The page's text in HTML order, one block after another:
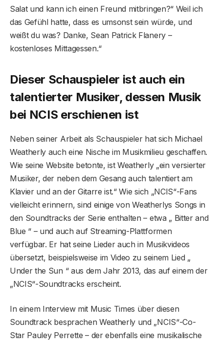
Salat und kann ich einen Freund mitbringen?“ Weil ich
das Gefühl hatte, dass es umsonst sein würde, und
weißt du was? Danke, Sean Patrick Flanery –
kostenloses Mittagessen.“
Dieser Schauspieler ist auch ein
talentierter Musiker, dessen Musik
bei NCIS erschienen ist
Neben seiner Arbeit als Schauspieler hat sich Michael
Weatherly auch eine Nische im Musikmilieu geschaffen.
Wie seine Website betonte, ist Weatherly „ein versierter
Musiker, der neben dem Gesang auch talentiert am
Klavier und an der Gitarre ist.“ Wie sich „NCIS“-Fans
vielleicht erinnern, sind einige von Weatherlys Songs in
den Soundtracks der Serie enthalten – etwa „ Bitter and
Blue “ – und auch auf Streaming-Plattformen
verfügbar. Er hat seine Lieder auch in Musikvideos
übersetzt, beispielsweise im Video zu seinem Lied „
Under the Sun “ aus dem Jahr 2013, das auf einem der
„NCIS“-Soundtracks erscheint.
In einem Interview mit Music Times über diesen
Soundtrack besprachen Weatherly und „NCIS“-Co-
Star Pauley Perrette – der ebenfalls eine musikalische